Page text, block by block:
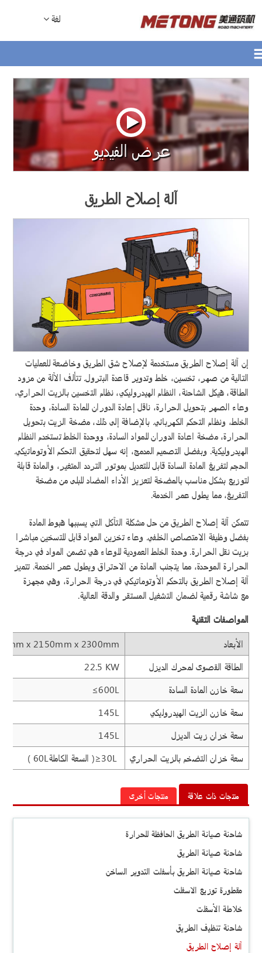
لغة
عرض الفيديو
آلة إصلاح الطريق
إن آلة إصلاح الطريق مستخدمة لإصلاح شق الطريق وخاضعة للعمليات
التالية من صهر، تخسين، خلط وتدوير قاعدة البترول. تتألف الآلة من مزود
الطاقة، هيكل الشاحنة، النظام الهيدروليكي، نظام التخسين بالزيت الحراري،
وعاء الصهر بتحويل الحرارة، ناقل إعادة الدوران للمادة السادة، وحدة
الخلط، ونظام التحكم الكهربائي. بالإضافة إلى ذلك، مضخة الزيت بتحويل
الحرارة، مضخة اعادة الدوران للمواد السادة، ووحدة الخلط تستخدم النظام
الهيدروليكية. وبفضل التصميم المدمج، إنه سهل لتحقيق التحكم الأوتوماتيكي.
الحجم لتفريغ المادة السادة قابل للتعديل بموتور التردد المتغير، والمادة قابلة
لتوزيع بشكل مناسب بالمضخة لتعزيز الأداء المضاد للبلى من مضخة
التفريغ، مما يطول عمر الخدمة.
تتمكن آلة إصلاح الطريق من حل مشكلة التآكل التي يسببها هبوط المادة
بفضل وظيفة الامتصاص الخلفي. وعاء تخزين المواد قابل للتسخين مباشرا
بزيت نقل الحرارة. وحدة الخلط العمودية للوعاء هي تضمن المواد في درجة
الحرارة الموحدة، مما يتجنب المادة من الاحتراق ويطول عمر الخدمة. تتميز
آلة إصلاح الطريق بالتحكم الأوتوماتيكي في درجة الحرارة، وهي مجهزة
مع شاشة رقمية لضمان التشغيل المستقر والدقة العالية.
المواصفات التقنية
الأبعاد
x 2150mm x 2300mm
الطاقة القصوى لمحرك الديزل
22.5 KW
سعة خازن المادة السادة
≤600L
سعة خازن الزيت الهيدروليكي
145L
سعة خزان زيت الديزل
145L
سعة خزان التضخم بالزيت الحراري
≥30L( السعة الكاملة 60L
)
منتجات ذات علاقة منتجات أخرى
شاحنة صيانة الطريق الحافظة للحرارة
شاحنة صيانة الطريق
شاحنة صيانة الطريق بأسفلت التدوير الساخن
مقطورة توزيع الاسفلت
خلاطة الأسفلت
شاحنة تنظيف الطريق
آلة إصلاح الطريق